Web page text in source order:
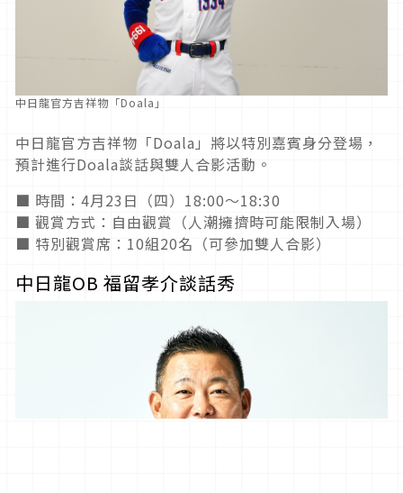
中日龍官方吉祥物「Doala」
中日龍官方吉祥物「Doala」將以特別嘉賓身分登場，
預計進行Doala談話與雙人合影活動。
■ 時間：4月23日（四）18:00～18:30
■ 觀賞方式：自由觀賞（人潮擁擠時可能限制入場）
■ 特別觀賞席：10組20名（可參加雙人合影）
中日龍OB 福留孝介談話秀